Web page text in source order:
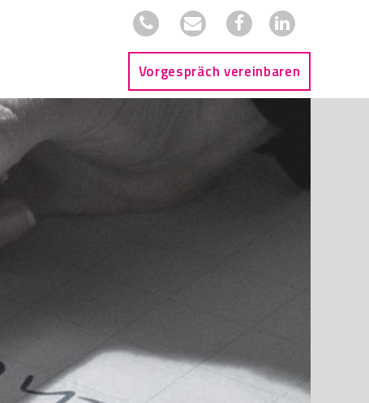
Vorgespräch vereinbaren